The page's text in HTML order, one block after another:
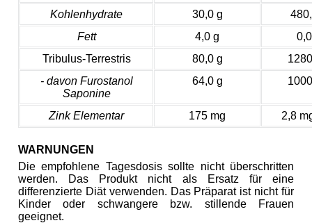
Kohlenhydrate
30,0 g
Fett
4,0 g
Tribulus-Terrestris
80,0 g
- davon Furostanol
Saponine
64,0 g
Zink Elementar 175 mg 2,8
WARNUNGEN
Die empfohlene Tagesdosis sollte nicht überschritten
werden. Das Produkt nicht als Ersatz für eine
differenzierte Diät verwenden. Das Präparat ist nicht für
Kinder oder schwangere bzw. stillende Frauen
geeignet.